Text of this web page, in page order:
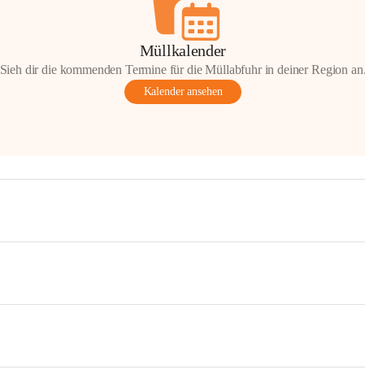
Müllkalender
Sieh dir die kommenden Termine für die Müllabfuhr in deiner Region
Kalender ansehen